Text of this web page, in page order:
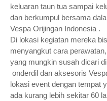
keluaran taun tua sampai
dan berkumpul bersama
Vespa Orijingan Indonesia .
Di lokasi kegiatan mereka
menyangkut cara
yang mungkin susah dicari
onderdil dan aksesoris
lokasi event dengan tempat
ada kurang lebih sekitar 60